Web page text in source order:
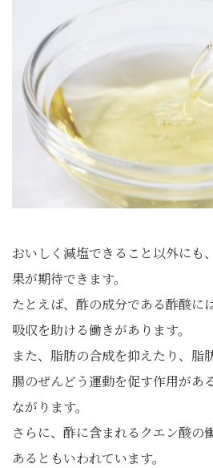
おいしく減塩できること以外にも
果が期待できます。
たとえば、酢の成分である酢酸に
吸収を助ける働きがあります。
また、脂肪の合成を抑えたり、脂
腸のぜんどう運動を促す作用があ
ながります。
さらに、酢に含まれるクエン酸の
あるともいわれています。